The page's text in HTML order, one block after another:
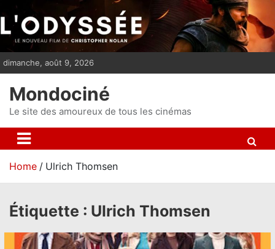
i
p
t
n
t
dimanche, août 9, 2026
Mondociné
Le site des amoureux de tous les cinémas
Home Ulrich Thomsen
Étiquette : Ulrich Thomsen